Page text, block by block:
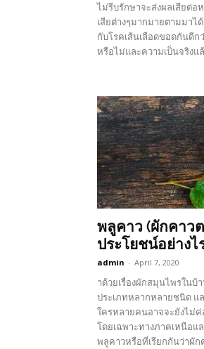
ไม่รีบรักษาจะส่งผลเสียต่อ
เสียต่างๆมากมายตามมาไ
กับโรคเส้นเลือดขอดกันดีก
หรือไม่และความเป็นจริงแ
พลูคาว (ผักคาว
ประโยชน์อย่างไ
admin - April 7, 2020
าด้วยเรื่องผักสมุนไพรในบ้
ประเภทหลากหลายชนิด แ
ใครหลายคนอาจจะยังไม่
โดยเฉพาะทางภาคเหนือแ
พลูคาวหรือที่เรียกกันว่าผั